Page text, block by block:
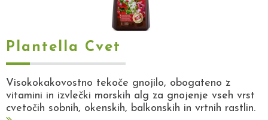
Plantella Cvet
Visokokakovostno tekoče gnojilo, obogateno z
vitamini in izvlečki morskih alg za gnojenje vseh vrst
cvetočih sobnih, okenskih, balkonskih in vrtnih rastlin.